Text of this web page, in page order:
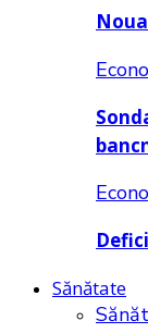
Sănătate